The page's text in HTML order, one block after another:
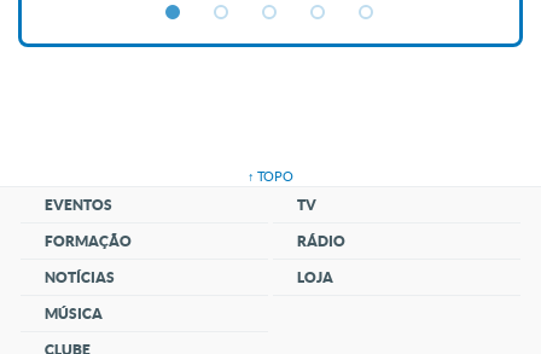
↑ TOPO
EVENTOS
FORMAÇÃO
NOTÍCIAS
MÚSICA
CLUBE
TV
RÁDIO
LOJA